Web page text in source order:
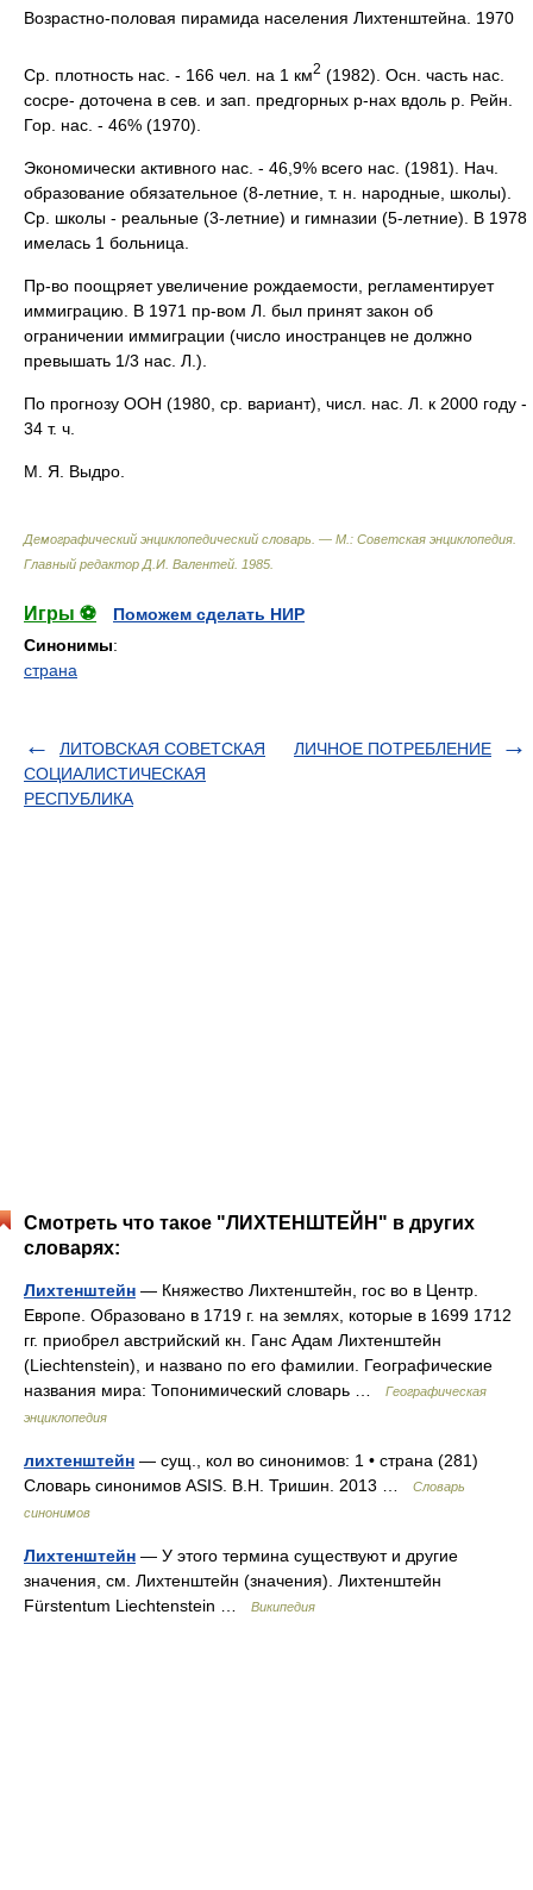
Возрастно-половая пирамида населения Лихтенштейна. 1970
Ср. плотность нас. - 166 чел. на 1 км2 (1982). Осн. часть нас.
сосре- доточена в сев. и зап. предгорных р-нах вдоль р. Рейн.
Гор. нас. - 46% (1970).
Экономически активного нас. - 46,9% всего нас. (1981). Нач.
образование обязательное (8-летние, т. н. народные, школы).
Ср. школы - реальные (3-летние) и гимназии (5-летние). В 1978
имелась 1 больница.
Пр-во поощряет увеличение рождаемости, регламентирует
иммиграцию. В 1971 пр-вом Л. был принят закон об
ограничении иммиграции (число иностранцев не должно
превышать 1/3 нас. Л.).
По прогнозу ООН (1980, ср. вариант), числ. нас. Л. к 2000 году -
34 т. ч.
М. Я. Выдро.
Демографический энциклопедический словарь. — М.: Советская энциклопедия
Главный редактор Д.И. Валентей 1985
Игры ⚽
Поможем сделать НИР
Синонимы:
страна
ЛИТОВСКАЯ СОВЕТСКАЯ
СОЦИАЛИСТИЧЕСКАЯ
РЕСПУБЛИКА
ЛИЧНОЕ ПОТРЕБЛЕНИЕ
Смотреть что такое "ЛИХТЕНШТЕЙН" в других
словарях:
Лихтенштейн — Княжество Лихтенштейн, гос во в Центр.
Европе. Образовано в 1719 г. на землях, которые в 1699 1712
гг. приобрел австрийский кн. Ганс Адам Лихтенштейн
(Liechtenstein), и названо по его фамилии. Географические
названия мира: Топонимический словарь …
Географическая
энциклопедия
лихтенштейн — сущ., кол во синонимов: 1 • страна (281)
Словарь синонимов ASIS. В.Н. Тришин. 2013 …
Словарь
синонимов
Лихтенштейн — У этого термина существуют и другие
значения, см. Лихтенштейн (значения). Лихтенштейн
Fürstentum Liechtenstein …
Википедия